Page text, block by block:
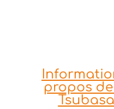
propos